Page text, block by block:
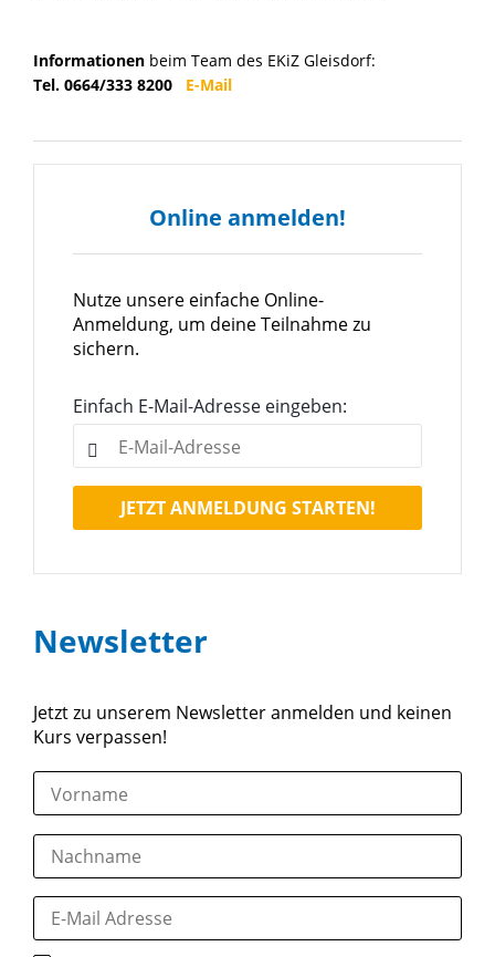
Newsletter
Jetzt zu unserem Newsletter anmelden und keinen
Kurs verpassen!
Informationen beim Team des EKiZ Gleisdorf:
Tel. 0664/333 8200 E-Mail
Online anmelden!
Nutze unsere einfache Online-
Anmeldung, um deine Teilnahme zu
sichern.
Einfach E-Mail-Adresse eingeben:
JETZT ANMELDUNG STARTEN!